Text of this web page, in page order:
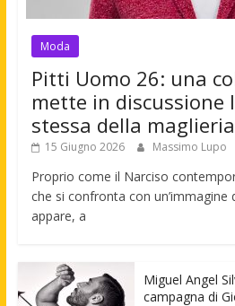
Moda
Pitti Uomo 26: una
mette in discussione
stessa della maglieria
15 Giugno 2026 Massimo Lupo
Proprio come il Narciso
che si confronta con un’immagine
appare, a
Miguel Angel
campagna di